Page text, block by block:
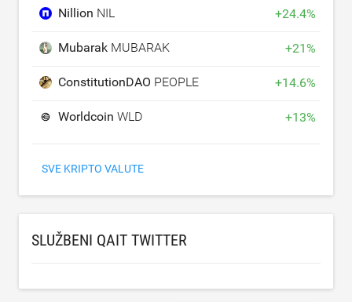
Nillion NIL +24.4%
Mubarak MUBARAK +21%
ConstitutionDAO PEOPLE +14.6%
Worldcoin WLD +13%
SVE KRIPTO VALUTE
SLUŽBENI QAIT TWITTER